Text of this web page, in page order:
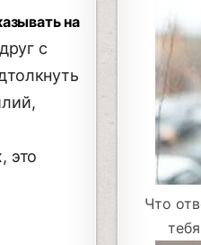
на
с
это
Что